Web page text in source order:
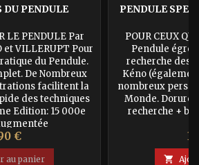
DU PENDULE
LE PENDULE Par
et VILLERUPT Pour
du Pendule.
De Nombreux
facilitent la
des techniques
Edition: 15 000e
€
au panier
PENDULE
POUR CEUX
Pendule
recherche des
Kéno
nombreux
Monde. Dorure
recherche +
